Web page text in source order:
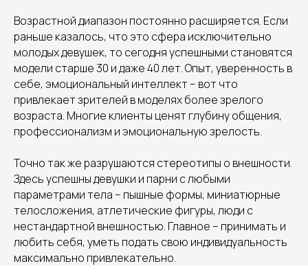
Возрастной диапазон постоянно расширяется. Если
раньше казалось, что это сфера исключительно
молодых девушек, то сегодня успешными становятся
модели старше 30 и даже 40 лет. Опыт, уверенность в
себе, эмоциональный интеллект – вот что
привлекает зрителей в моделях более зрелого
возраста. Многие клиенты ценят глубину общения,
профессионализм и эмоциональную зрелость.
Точно так же разрушаются стереотипы о внешности.
Здесь успешны девушки и парни с любыми
параметрами тела – пышные формы, миниатюрные
телосложения, атлетические фигуры, люди с
нестандартной внешностью. Главное – принимать и
любить себя, уметь подать свою индивидуальность
максимально привлекательно.